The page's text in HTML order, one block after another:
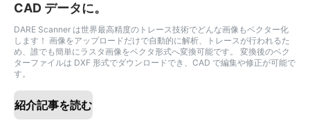
CAD データに。
DARE Scanner は世界最高精度のトレース技術でどんな画像もベクター化
します！ 画像をアップロードだけで自動的に解析、トレースが行われるた
め、誰でも簡単にラスタ画像をベクタ形式へ変換可能です。 変換後のベク
ターファイルは DXF 形式でダウンロードでき、CAD で編集や修正が可能で
す。
紹介記事を読む